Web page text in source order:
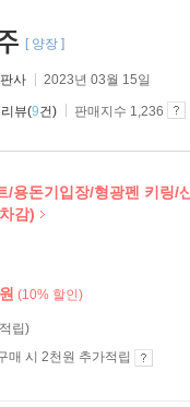
[ 양장 ]
사 2023년 03월 15일
뷰(9건) 판매지수 1,236
/용돈기입장/형광펜 키링/
감)
원 (10% 할인)
립)
매 시 2천원 추가적립